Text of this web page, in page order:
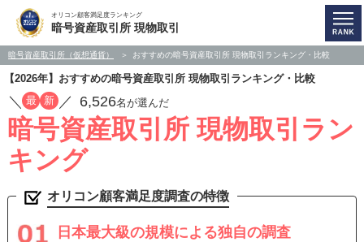
オリコン顧客満足度ランキング
暗号資産取引所 現物取引
暗号資産取引所（仮想通貨） おすすめの暗号資産取引所 現物取引ランキング・比較
【2026年】おすすめの暗号資産取引所 現物取引ランキング・比較
／ 最 新 ／ 6,526名が選んだ
暗号資産取引所 現物取引ラン
キング
オリコン顧客満足度調査の特徴
日本最大級の規模による独自の調査